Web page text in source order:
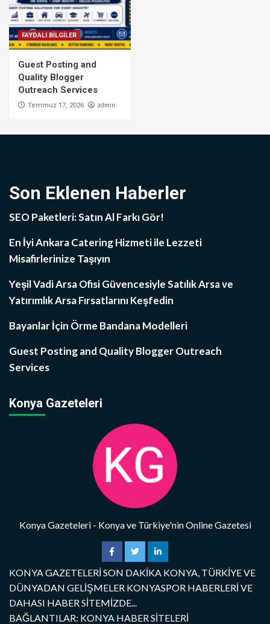
FAYDALI BİLGİLER
Guest Posting and
Quality Blogger
Outreach Services
Temmuz 17, 2026 admin
Son Eklenen Haberler
SEO Paketleri: Satın Al Farkı Gör!
En İyi Ankara Catering Hizmeti ile Lezzeti
Misafirlerinize Taşıyın
Yeşil Vadi Arsa Ofisi Güvencesiyle Satılık Arsa ve
Yatırımlık Arsa Fırsatlarını Keşfedin
Bayanlar İçin Örme Bandana Modelleri
Guest Posting and Quality Blogger Outreach
Services
Konya Gazeteleri
Konya Gazeteleri - Konya ve Türkiye'nin Online Gazetesi
KONYA GAZETELERİ SON DAKİKA KONYA, TÜRKİYE VE
DÜNYADAN GELİŞMELER KONYASPOR HABERLERİ VE
DAHASI HABER SİTEMİZDE...
BAĞLANTILAR: KONYA HABER SİTELERİ